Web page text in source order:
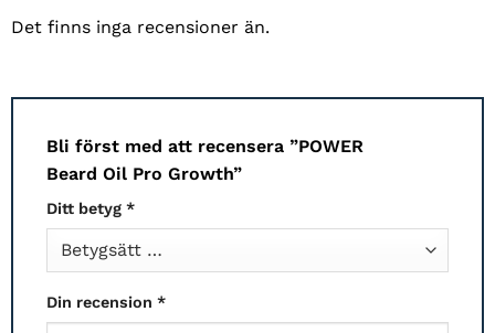
Det finns inga recensioner än.
Bli först med att recensera ”POWER
Beard Oil Pro Growth”
Ditt betyg *
Din recension *